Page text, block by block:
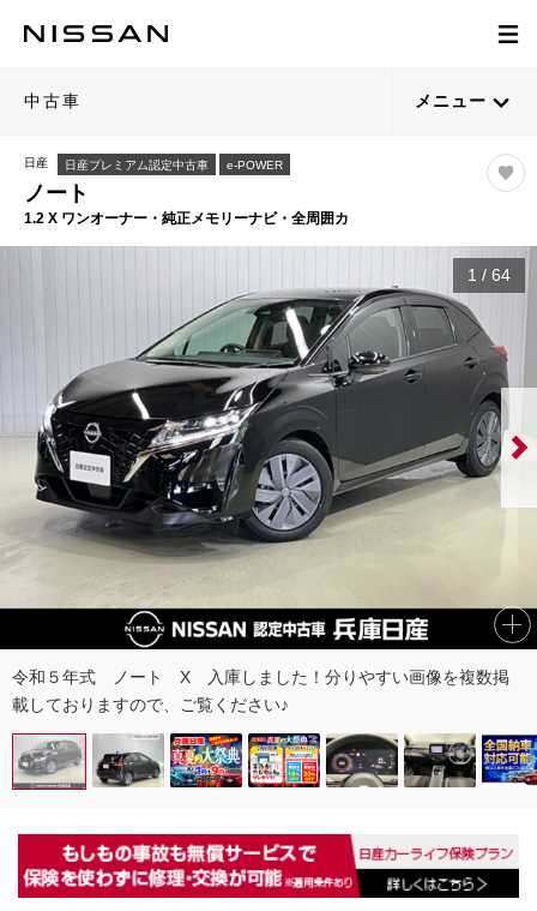
中古車 メニュー
日産 日産プレミアム認定中古車 e-POWER
ノート
1.2 X ワンオーナー・純正メモリーナビ・全周囲カ
1 / 64
令和５年式 ノート X 入庫しました！分りやすい画像を複数掲
載しておりますので、ご覧ください♪